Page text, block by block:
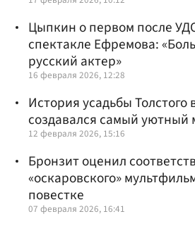
Цыпкин о первом после
спектакле Ефремова:
русский актер»
16 февраля 2026, 12:28
История усадьбы Толстого
создавался самый уютный
12 февраля 2026, 15:16
Бронзит оценил
«оскаровского»
повестке
07 февраля 2026, 16:41